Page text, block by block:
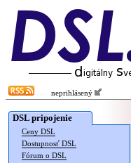
neprihlásený
DSL pripojenie
Ceny DSL
Dostupnosť DSL
Fórum o DSL